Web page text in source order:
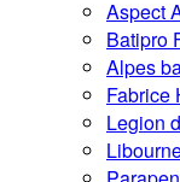
Aspect
Batipro
Alpes
Fabrice
Legion